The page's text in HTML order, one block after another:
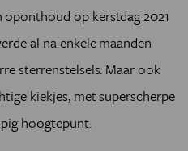
op kerstdag 2021
al na enkele maanden
sterrenstelsels. Maar ook
kiekjes, met superscherpe
hoogtepunt.